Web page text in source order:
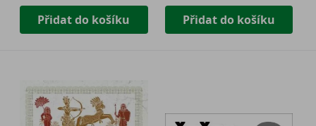
Přidat do košíku Přidat do košíku